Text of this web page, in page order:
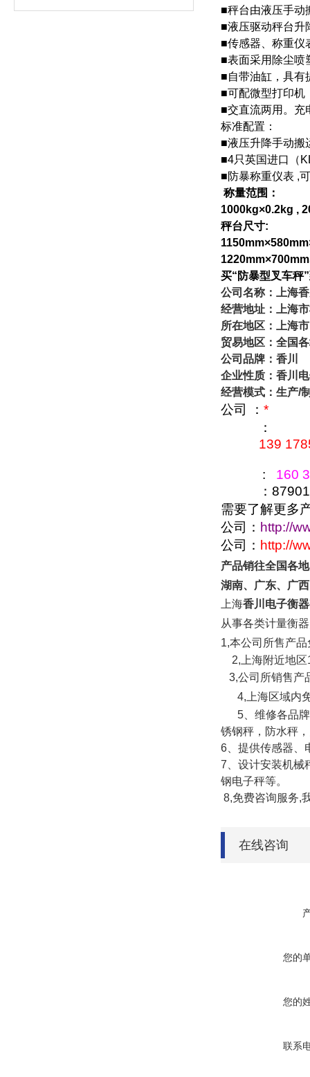
■秤台由液压手动
■液压驱动秤台升
■传感器、称重仪
■表面采用除尘喷
■自带油缸，具有
■可配微型打印机
■交直流两用。充
标准配置 ：
■液压升降手动搬
■4只英国进口（
■防暴称重仪表 ,
称量范围：
1000kg×0.2kg ,
秤台尺寸:
1150mm
1220mm
买“防暴型叉车秤
公司名称：上海
经营地址：上海
所在地区：上海市
贸易地区：全国
公司品牌：香川
企业性质：香川
经营模式：生产/
公司 ： *
：
139
: 160
：
需要了解更多
公司： http://
公司： http://
产品销往全国各地
湖南、广东、广
上海香川电子衡
从事各类计量衡
1,本公司所售产
2, 上海附近地
3,公司所销售产
4, 上海区域内
5、维修各品
锈钢秤，防水秤
6、提供传感器、
7、设计安装机械
钢电子秤等。
8,免费咨询服务,
在线咨询
您的
您的
联系